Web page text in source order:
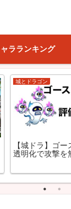
ラランキング
コスト2(迎撃)
【城ドラ】ワ
価！出し方次第